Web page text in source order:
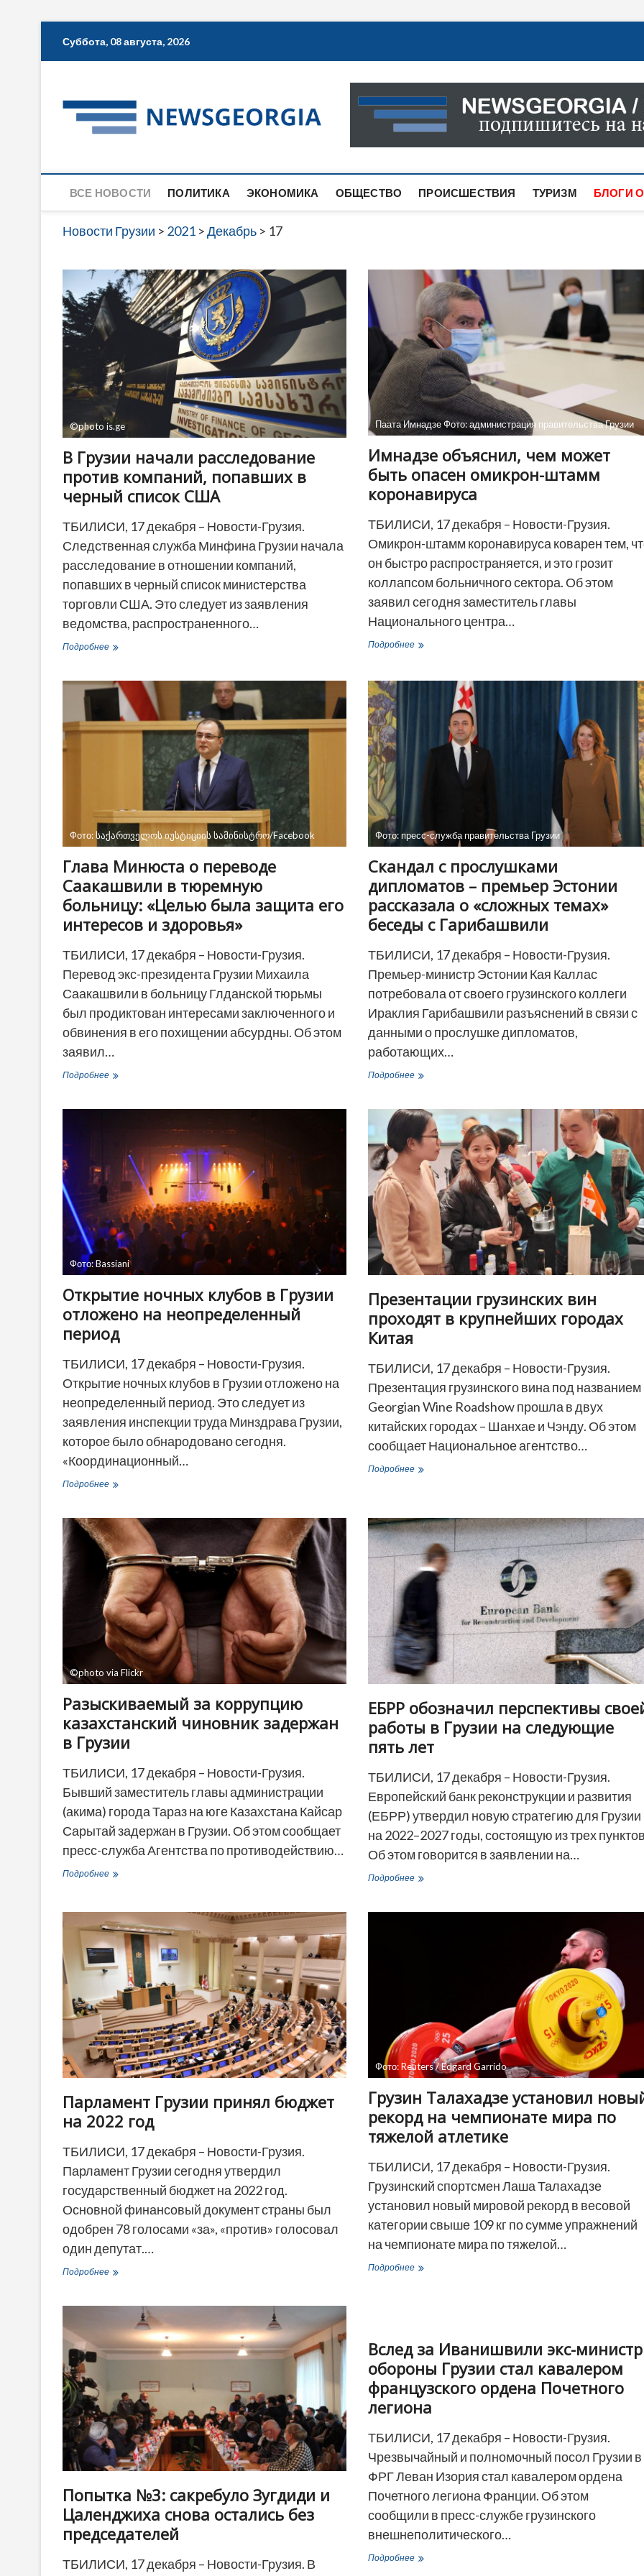
Суббота, 08 августа, 2026
Новости Грузии
САМАЯ АКТУАЛЬНАЯ ИНФОРМАЦИЯ О СОБЫТИЯХ
САЙТЕ ВЫ НАЙДЕТЕ НОВОСТИ ПОЛИТИКИ,
ВСЕ НОВОСТИ ПОЛИТИКА ЭКОНОМИКА ОБЩЕСТВО ПРОИСШЕСТВИЯ ТУРИЗМ БЛОГИ
Новости Грузии > 2021 >Декабрь > 17
©photo is.ge
В Грузии начали расследование
против компаний, попавших в
черный список США
ТБИЛИСИ, 17 декабря – Новости-Грузия.
Следственная служба Минфина Грузии начала
расследование в отношении компаний,
попавших в черный список министерства
торговли США. Это следует из заявления
ведомства, распространенного…
ПодробнееВ
расследование
против
компаний,
попавших
в
Паата Имнадзе Фото: администрация правительства Грузии
Имнадзе объяснил, чем может
быть опасен омикрон-штамм
коронавируса
ТБИЛИСИ, 17 декабря – Новости-Грузия.
Омикрон-штамм коронавируса коварен тем,
он быстро распространяется, и это грозит
коллапсом больничного сектора. Об этом
заявил сегодня заместитель главы
Национального центра…
ПодробнееИмнадзе
может
омикрон-
коронавируса
Фото: საქართველოს იუსტიციის სამინისტრო/Facebook
Глава Минюста о переводе
Саакашвили в тюремную
больницу: «Целью была защита его
интересов и здоровья»
ТБИЛИСИ, 17 декабря – Новости-Грузия.
Перевод экс-президента Грузии Михаила
Саакашвили в больницу Глданской тюрьмы
был продиктован интересами заключенного и
обвинения в его похищении абсурдны. Об этом
заявил…
ПодробнееГлава
тюремную
больницу:
«Целью
была
защита
его
интересов
и
здоровья»
Фото: пресс-служба правительства Грузии
Скандал с прослушками
дипломатов – премьер Эстонии
рассказала о «сложных темах»
беседы с Гарибашвили
ТБИЛИСИ, 17 декабря – Новости-Грузия.
Премьер-министр Эстонии Кая Каллас
потребовала от своего грузинского коллеги
Ираклия Гарибашвили разъяснений в связи с
данными о прослушке дипломатов,
работающих…
ПодробнееСкандал
дипломатов
премьер
Эстонии
рассказала
о
«сложных
темах»
беседы
с
Гарибашвили
Фото: Bassiani
Открытие ночных клубов в Грузии
отложено на неопределенный
период
ТБИЛИСИ, 17 декабря – Новости-Грузия.
Открытие ночных клубов в Грузии отложено на
неопределенный период. Это следует из
заявления инспекции труда Минздрава Грузии,
которое было обнародовано сегодня.
«Координационный…
ПодробнееОткрытие
в
Грузии
отложено
на
неопределенный
период
Презентации грузинских вин
проходят в крупнейших городах
Китая
ТБИЛИСИ, 17 декабря – Новости-Грузия.
Презентация грузинского вина под названием
Georgian Wine Roadshow прошла в двух
китайских городах – Шанхае и Чэнду. Об этом
сообщает Национальное агентство…
ПодробнееПрезентации
в
крупнейших
городах
Китая
©photo via Flickr
Разыскиваемый за коррупцию
казахстанский чиновник задержан
в Грузии
ТБИЛИСИ, 17 декабря – Новости-Грузия.
Бывший заместитель главы администрации
(акима) города Тараз на юге Казахстана Кайсар
Сарытай задержан в Грузии. Об этом сообщает
пресс-служба Агентства по противодействию…
ПодробнееРазыскиваемый
казахстанский
чиновник
задержан
в
Грузии
ЕБРР обозначил перспективы
работы в Грузии на следующие
пять лет
ТБИЛИСИ, 17 декабря – Новости-Грузия.
Европейский банк реконструкции и развития
(ЕБРР) утвердил новую стратегию для Грузии
на 2022–2027 годы, состоящую из трех
Об этом говорится в заявлении на…
ПодробнееЕБРР
своей
Парламент Грузии принял бюджет
на 2022 год
ТБИЛИСИ, 17 декабря – Новости-Грузия.
Парламент Грузии сегодня утвердил
государственный бюджет на 2022 год.
Основной финансовый документ страны был
одобрен 78 голосами «за», «против» голосовал
один депутат.…
ПодробнееПарламент
бюджет
год
Фото: Reuters / Edgard Garrido
Грузин Талахадзе установил
рекорд на чемпионате мира по
тяжелой атлетике
ТБИЛИСИ, 17 декабря – Новости-Грузия.
Грузинский спортсмен Лаша Талахадзе
установил новый мировой рекорд в весовой
категории свыше 109 кг по сумме упражнений
на чемпионате мира по тяжелой…
ПодробнееГрузин
чемпионате
мира
по
тяжелой
атлетике
Попытка №3: сакребуло Зугдиди и
Цаленджиха снова остались без
председателей
ТБИЛИСИ, 17 декабря – Новости-Грузия. В
Вслед за Иванишвили экс-министр
обороны Грузии стал кавалером
французского ордена Почетного
легиона
ТБИЛИСИ, 17 декабря – Новости-Грузия.
Чрезвычайный и полномочный посол Грузии в
ФРГ Леван Изория стал кавалером ордена
Почетного легиона Франции. Об этом
сообщили в пресс-службе грузинского
внешнеполитического…
ПодробнееВслед